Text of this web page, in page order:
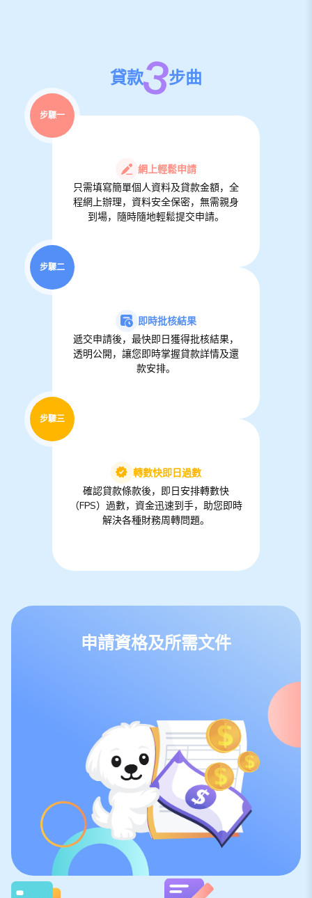
貸款 步曲
步驟一
網上輕鬆申請
只需填寫簡單個人資料及貸款金額，全
程網上辦理，資料安全保密，無需親身
到場，隨時隨地輕鬆提交申請。
步驟二
即時批核結果
遞交申請後，最快即日獲得批核結果，
透明公開，讓您即時掌握貸款詳情及還
款安排。
步驟三
轉數快即日過數
確認貸款條款後，即日安排轉數快
（FPS）過數，資金迅速到手，助您即時
解決各種財務周轉問題。
申請資格及所需文件